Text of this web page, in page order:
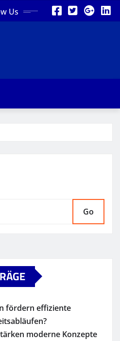
Us
Go
fördern effiziente
moderne Konzepte